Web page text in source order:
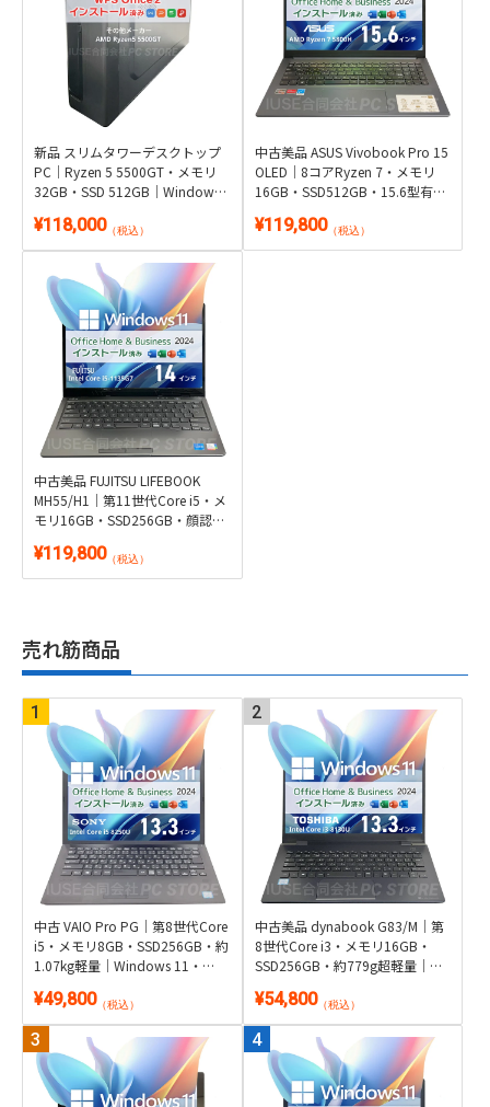
新品 スリムタワーデスクトップ
PC｜Ryzen 5 5500GT・メモリ
32GB・SSD 512GB｜Windows
¥118,000（税込）
中古美品 ASUS Vivobook Pro 15
OLED｜8コアRyzen 7・メモリ
16GB・SSD512GB・15.6型有機
Office 2024付き
¥119,800（税込）
中古美品 FUJITSU LIFEBOOK
MH55/H1｜第11世代Core i5・メ
モリ16GB・SSD256GB・顔認証
Office 2024付き
¥119,800（税込）
売れ筋商品
中古 VAIO Pro PG｜第8世代Core
i5・メモリ8GB・SSD256GB・約
1.07kg軽量｜Windows 11・
¥49,800（税込）
中古美品 dynabook G83/M｜第
8世代Core i3・メモリ16GB・
SSD256GB・約779g超軽量｜
2024付き
¥54,800（税込）